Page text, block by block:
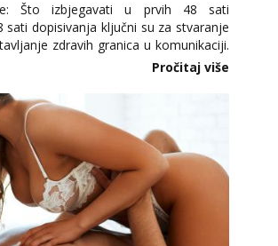
Što izbjegavati u prvih 48 sati
sati dopisivanja ključni su za stvaranje
zdravih granica u komunikaciji.
otkrivanje osobnih ili intimnih
osoba još nije zaslužila to
Pročitaj više